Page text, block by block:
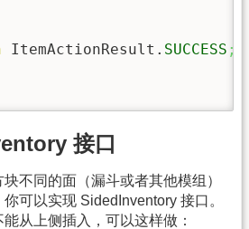
ItemActionResult. SUCCESS ;
接口
不同的面（漏斗或者其他模组）
可以实现 SidedInventory 接口。
从上侧插入，可以这样做：